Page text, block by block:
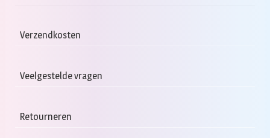
Verzendkosten
Veelgestelde vragen
Retourneren